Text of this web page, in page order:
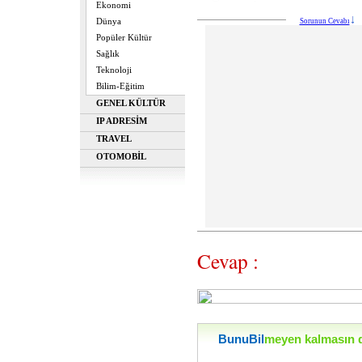
Ekonomi
Dünya
Popüler Kültür
Sağlık
Teknoloji
Bilim-Eğitim
GENEL KÜLTÜR
IP ADRESİM
TRAVEL
OTOMOBİL
Sorunun Cevabı
Cevap :
BunuBil meyen kalmasın